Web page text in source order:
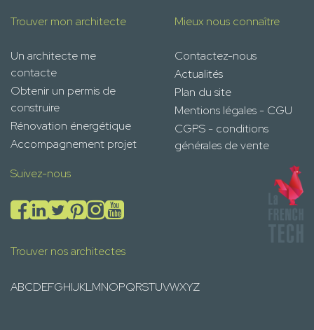
Trouver mon architecte
Un architecte me
contacte
Obtenir un permis de
construire
Rénovation énergétique
Accompagnement projet
Mieux nous connaître
Contactez-nous
Actualités
Plan du site
Mentions légales - CGU
CGPS - conditions
générales de vente
Suivez-nous
Trouver nos architectes
ABCDEFGHIJKLMNOPQRSTUVWXYZ